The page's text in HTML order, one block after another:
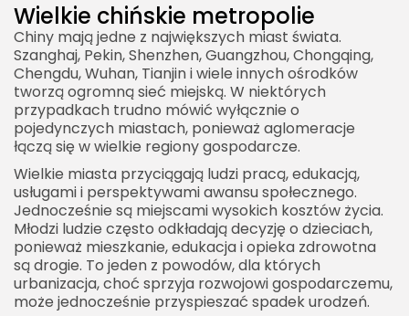
Wielkie chińskie metropolie
Chiny mają jedne z największych miast świata.
Szanghaj, Pekin, Shenzhen, Guangzhou, Chongqing,
Chengdu, Wuhan, Tianjin i wiele innych ośrodków
tworzą ogromną sieć miejską. W niektórych
przypadkach trudno mówić wyłącznie o
pojedynczych miastach, ponieważ aglomeracje
łączą się w wielkie regiony gospodarcze.
Wielkie miasta przyciągają ludzi pracą, edukacją,
usługami i perspektywami awansu społecznego.
Jednocześnie są miejscami wysokich kosztów życia.
Młodzi ludzie często odkładają decyzję o dzieciach,
ponieważ mieszkanie, edukacja i opieka zdrowotna
są drogie. To jeden z powodów, dla których
urbanizacja, choć sprzyja rozwojowi gospodarczemu,
może jednocześnie przyspieszać spadek urodzeń.